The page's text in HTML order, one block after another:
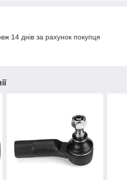
14 днів за рахунок покупця